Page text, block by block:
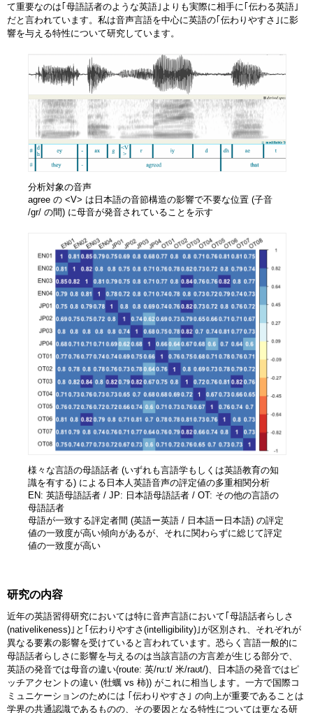
て重要なのは｢母語話者のような英語｣よりも実際に相手に｢伝わる英語｣
だと言われています。私は音声言語を中心に英語の｢伝わりやすさ｣に影
響を与える特性について研究しています。
分析対象の音声
agree の <V> は日本語の音節構造の影響で不要な位置 (子音
/gr/ の間) に母音が発音されていることを示す
様々な言語の母語話者 (いずれも言語学もしくは英語教育の知
識を有する) による日本人英語音声の評定値の多重相関分析
EN: 英語母語話者 / JP: 日本語母語話者 / OT: その他の言語の
母語話者
母語が一致する評定者間 (英語ー英語 / 日本語ー日本語) の評定
値の一致度が高い傾向があるが、それに関わらずに総じて評定
値の一致度が高い
研究の内容
近年の英語習得研究においては特に音声言語において｢母語話者らしさ
(nativelikeness)｣と｢伝わりやすさ(intelligibility)｣が区別され、それぞれが
異なる要素の影響を受けていると言われています。恐らく言語一般的に
母語話者らしさに影響を与えるのは当該言語の方言差が生じる部分で、
英語の発音では母音の違い(route: 英/ru:t/ 米/raʊt/)、日本語の発音ではピ
ッチアクセントの違い (牡蠣 vs 柿)) がこれに相当します。一方で国際コ
ミュニケーションのためには ｢伝わりやすさ｣ の向上が重要であることは
学界の共通認識であるものの、その要因となる特性については更なる研